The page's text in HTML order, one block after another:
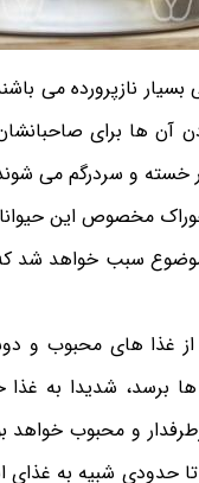
نازپرورده می
آن ها برای
خسته و سردرگم می
مخصوص این
سبب خواهد شد
غذا های محبوب و
برسد، شدیدا به
و محبوب خواهد
حدودی شبیه به